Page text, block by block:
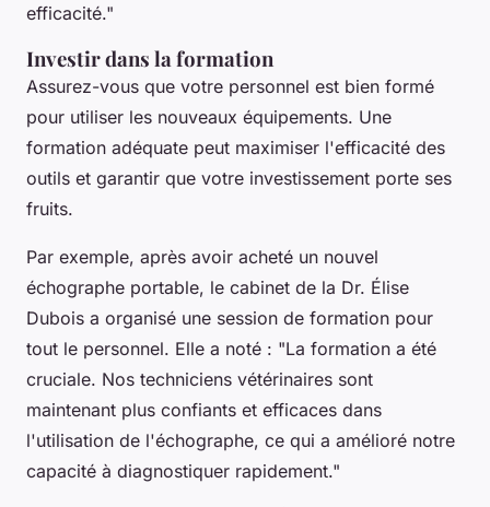
efficacité."
Investir dans la formation
Assurez-vous que votre personnel est bien formé
pour utiliser les nouveaux équipements. Une
formation adéquate peut maximiser l'efficacité des
outils et garantir que votre investissement porte ses
fruits.
Par exemple, après avoir acheté un nouvel
échographe portable, le cabinet de la Dr. Élise
Dubois a organisé une session de formation pour
tout le personnel. Elle a noté : "La formation a été
cruciale. Nos techniciens vétérinaires sont
maintenant plus confiants et efficaces dans
l'utilisation de l'échographe, ce qui a amélioré notre
capacité à diagnostiquer rapidement."